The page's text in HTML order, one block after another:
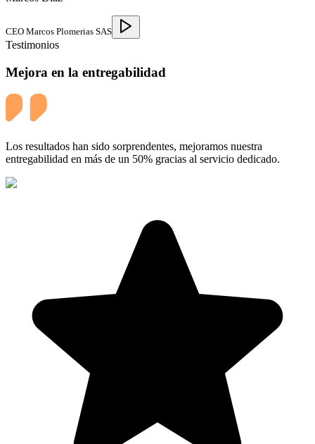
CEO Marcos Plomerias SAS
Testimonios
Mejora en la entregabilidad
Los resultados han sido sorprendentes, mejoramos nuestra
entregabilidad en más de un 50% gracias al servicio dedicado.